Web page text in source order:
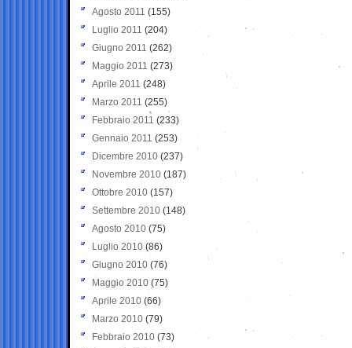
Agosto 2011 (155)
Luglio 2011 (204)
Giugno 2011 (262)
Maggio 2011 (273)
Aprile 2011 (248)
Marzo 2011 (255)
Febbraio 2011 (233)
Gennaio 2011 (253)
Dicembre 2010 (237)
Novembre 2010 (187)
Ottobre 2010 (157)
Settembre 2010 (148)
Agosto 2010 (75)
Luglio 2010 (86)
Giugno 2010 (76)
Maggio 2010 (75)
Aprile 2010 (66)
Marzo 2010 (79)
Febbraio 2010 (73)